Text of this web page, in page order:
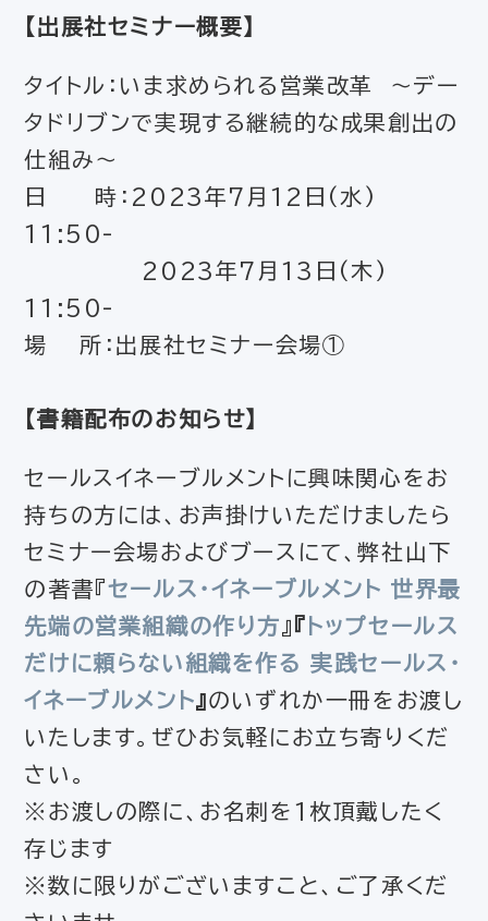
【出展社セミナー概要】
タイトル：いま求められる営業改革 〜デー
タドリブンで実現する継続的な成果創出の
仕組み〜
日 時：2023年7月12日(水)
11:50-
2023年7月13日(木)
11:50-
場 所：出展社セミナー会場①
【書籍配布のお知らせ】
セールスイネーブルメントに興味関心をお
持ちの方には、お声掛けいただけましたら
セミナー会場およびブースにて、弊社山下
の著書『セールス・イネーブルメント 世界最
先端の営業組織の作り方 』 『 トップセールス
だけに頼らない組織を作る 実践セールス・
イネーブルメント』のいずれか一冊をお渡し
いたします。ぜひお気軽にお立ち寄りくだ
さい。
※お渡しの際に、お名刺を1枚頂戴したく
存じます
※数に限りがございますこと、ご了承くだ